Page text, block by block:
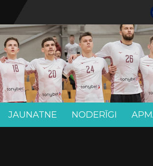
JAUNATNE NODERĪGI